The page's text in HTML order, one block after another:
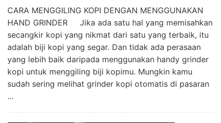
CARA MENGGILING KOPI DENGAN MENGGUNAKAN
HAND GRINDER Jika ada satu hal yang memisahkan
secangkir kopi yang nikmat dari satu yang terbaik, itu
adalah biji kopi yang segar. Dan tidak ada perasaan
yang lebih baik daripada menggunakan handy grinder
kopi untuk menggiling biji kopimu. Mungkin kamu
sudah sering melihat grinder kopi otomatis di pasaran
…